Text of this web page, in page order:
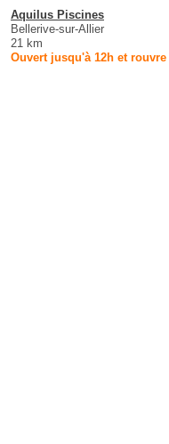
Aquilus Piscines
Bellerive-sur-Allier
21 km
Ouvert jusqu'à 12h et rouvre